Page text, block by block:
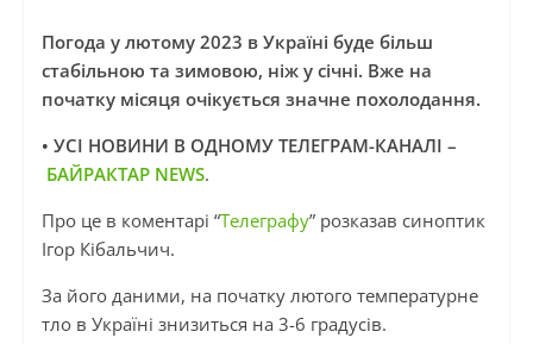
Погода у лютому 2023 в Україні буде більш
стабільною та зимовою, ніж у січні. Вже на
початку місяця очікується значне похолодання.
• УСІ НОВИНИ В ОДНОМУ ТЕЛЕГРАМ-КАНАЛІ –
БАЙРАКТАР NEWS.
Про це в коментарі “Телеграфу” розказав синоптик
Ігор Кібальчич.
За його даними, на початку лютого температурне
тло в Україні знизиться на 3-6 градусів.